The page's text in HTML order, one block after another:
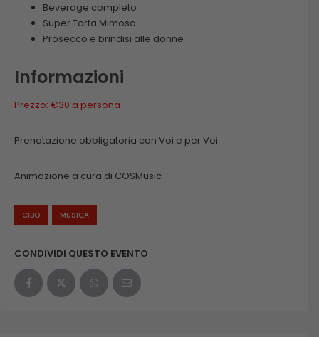
Beverage completo
Super Torta Mimosa
Prosecco e brindisi alle donne
Informazioni
Prezzo: €30 a persona
Prenotazione obbligatoria con Voi e per Voi
Animazione a cura di COSMusic
CIBO MUSICA
CONDIVIDI QUESTO EVENTO